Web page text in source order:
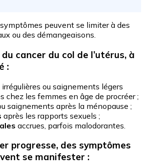
peuvent se limiter à des
ou des démangeaisons.
cancer du col de l’utérus, à
:
irrégulières ou saignements légers
chez les femmes en âge de procréer ;
saignements après la ménopause ;
après les rapports sexuels ;
accrues, parfois malodorantes.
progresse, des symptômes
se manifester :